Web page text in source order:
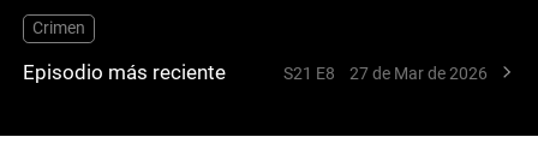
Crimen
Episodio más reciente S21 E8 27 de Mar de 2026